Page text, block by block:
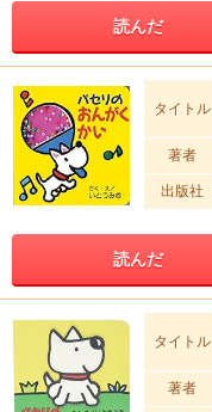
読んだ
タイトル
著者
出版社
読んだ
タイトル
著者